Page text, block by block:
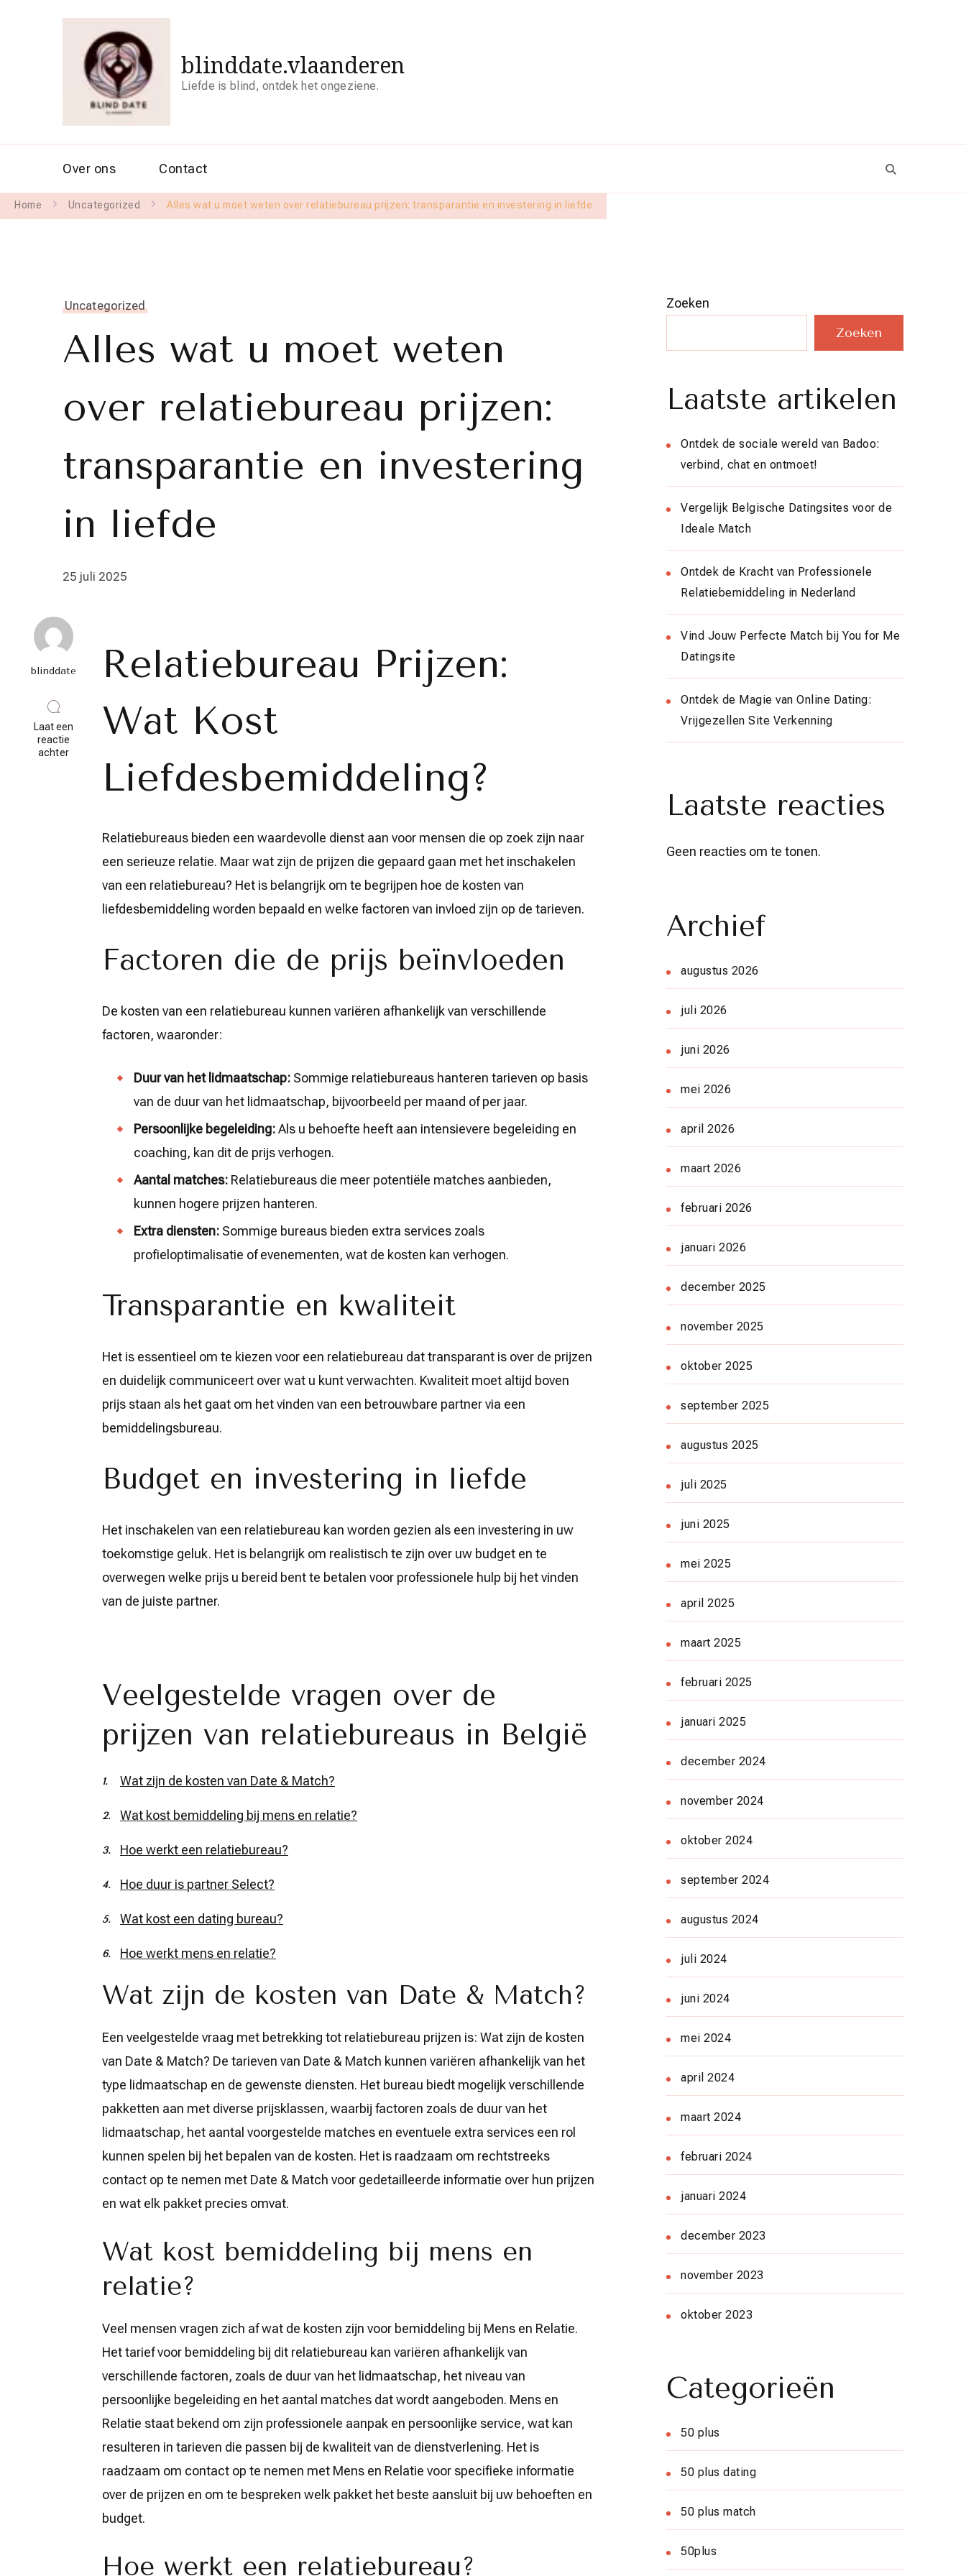
blinddate.vlaanderen
Liefde is blind, ontdek het ongeziene.
Over ons Contact
Home Uncategorized Alles wat u moet weten over relatiebureau prijzen: transparantie en investering in liefde
Uncategorized
Alles wat u moet weten
over relatiebureau prijzen:
transparantie en investering
in liefde
25 juli 2025
blinddate
Laat een
reactie
achterop
relatiebureau
transparantie
Relatiebureau Prijzen:
Wat Kost
Liefdesbemiddeling?
Relatiebureaus bieden een waardevolle dienst aan voor mensen die op zoek zijn naar
een serieuze relatie. Maar wat zijn de prijzen die gepaard gaan met het inschakelen
van een relatiebureau? Het is belangrijk om te begrijpen hoe de kosten van
liefdesbemiddeling worden bepaald en welke factoren van invloed zijn op de tarieven.
Factoren die de prijs beïnvloeden
De kosten van een relatiebureau kunnen variëren afhankelijk van verschillende
factoren, waaronder:
Duur van het lidmaatschap: Sommige relatiebureaus hanteren tarieven op basis
van de duur van het lidmaatschap, bijvoorbeeld per maand of per jaar.
Persoonlijke begeleiding:Als u behoefte heeft aan intensievere begeleiding en
coaching, kan dit de prijs verhogen.
Aantal matches: Relatiebureaus die meer potentiële matches aanbieden,
kunnen hogere prijzen hanteren.
Extra diensten: Sommige bureaus bieden extra services zoals
profieloptimalisatie of evenementen, wat de kosten kan verhogen.
Transparantie en kwaliteit
Het is essentieel om te kiezen voor een relatiebureau dat transparant is over de prijzen
en duidelijk communiceert over wat u kunt verwachten. Kwaliteit moet altijd boven
prijs staan als het gaat om het vinden van een betrouwbare partner via een
bemiddelingsbureau.
Budget en investering in liefde
Het inschakelen van een relatiebureau kan worden gezien als een investering in uw
toekomstige geluk. Het is belangrijk om realistisch te zijn over uw budget en te
overwegen welke prijs u bereid bent te betalen voor professionele hulp bij het vinden
van de juiste partner.
Veelgestelde vragen over de
prijzen van relatiebureaus in België
Wat zijn de kosten van Date & Match?
Wat kost bemiddeling bij mens en relatie?
Hoe werkt een relatiebureau?
Hoe duur is partner Select?
Wat kost een dating bureau?
Hoe werkt mens en relatie?
Wat zijn de kosten van Date & Match?
Een veelgestelde vraag met betrekking tot relatiebureau prijzen is: Wat zijn de kosten
van Date & Match? De tarieven van Date & Match kunnen variëren afhankelijk van het
type lidmaatschap en de gewenste diensten. Het bureau biedt mogelijk verschillende
pakketten aan met diverse prijsklassen, waarbij factoren zoals de duur van het
lidmaatschap, het aantal voorgestelde matches en eventuele extra services een rol
kunnen spelen bij het bepalen van de kosten. Het is raadzaam om rechtstreeks
contact op te nemen met Date & Match voor gedetailleerde informatie over hun prijzen
en wat elk pakket precies omvat.
Wat kost bemiddeling bij mens en
relatie?
Veel mensen vragen zich af wat de kosten zijn voor bemiddeling bij Mens en Relatie.
Het tarief voor bemiddeling bij dit relatiebureau kan variëren afhankelijk van
verschillende factoren, zoals de duur van het lidmaatschap, het niveau van
persoonlijke begeleiding en het aantal matches dat wordt aangeboden. Mens en
Relatie staat bekend om zijn professionele aanpak en persoonlijke service, wat kan
resulteren in tarieven die passen bij de kwaliteit van de dienstverlening. Het is
raadzaam om contact op te nemen met Mens en Relatie voor specifieke informatie
over de prijzen en om te bespreken welk pakket het beste aansluit bij uw behoeften en
budget.
Hoe werkt een relatiebureau?
Zoeken
Zoeken
Laatste artikelen
Ontdek de sociale wereld van Badoo:
verbind, chat en ontmoet!
Vergelijk Belgische Datingsites voor de
Ideale Match
Ontdek de Kracht van Professionele
Relatiebemiddeling in Nederland
Vind Jouw Perfecte Match bij You for Me
Datingsite
Ontdek de Magie van Online Dating:
Vrijgezellen Site Verkenning
Laatste reacties
Geen reacties om te tonen.
Archief
augustus 2026
juli 2026
juni 2026
mei 2026
april 2026
maart 2026
februari 2026
januari 2026
december 2025
november 2025
oktober 2025
september 2025
augustus 2025
juli 2025
juni 2025
mei 2025
april 2025
maart 2025
februari 2025
januari 2025
december 2024
november 2024
oktober 2024
september 2024
augustus 2024
juli 2024
juni 2024
mei 2024
april 2024
maart 2024
februari 2024
januari 2024
december 2023
november 2023
oktober 2023
Categorieën
50 plus
50 plus dating
50 plus match
50plus